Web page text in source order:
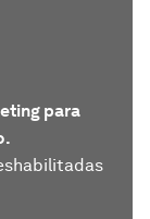
para